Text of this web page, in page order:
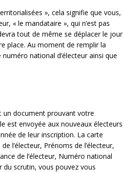
», cela signifie que vous,
« le mandataire », qui n’est pas
tout de même se déplacer le jour
place. Au moment de remplir la
national d’électeur ainsi que
un document prouvant votre
est envoyée aux nouveaux électeurs
de leur inscription. La carte
l’électeur, Prénoms de l’électeur,
de l’électeur, Numéro national
du scrutin, vous pouvez vous